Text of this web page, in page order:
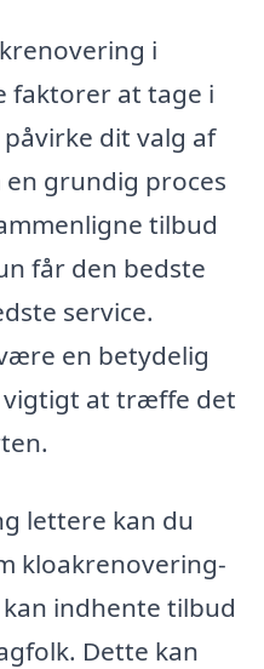
i
faktorer at tage i
dit valg af
grundig proces
tilbud
får den bedste
service.
en betydelig
vigtigt at træffe det
lettere kan du
kloakrenovering-
indhente tilbud
Dette kan